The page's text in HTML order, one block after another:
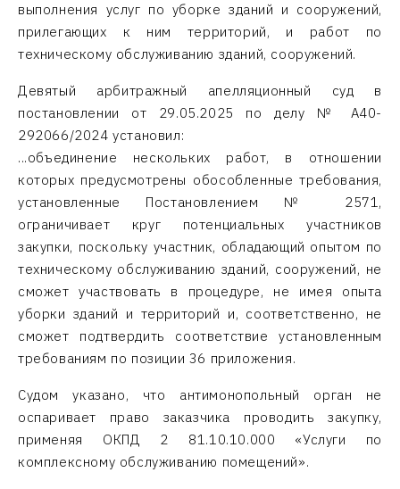
выполнения услуг по уборке зданий и сооружений,
прилегающих к ним территорий, и работ по
техническому обслуживанию зданий, сооружений.
Девятый арбитражный апелляционный суд в
постановлении от 29.05.2025 по делу № А40-
292066/2024 установил:
...объединение нескольких работ, в отношении
которых предусмотрены обособленные требования,
установленные Постановлением № 2571,
ограничивает круг потенциальных участников
закупки, поскольку участник, обладающий опытом по
техническому обслуживанию зданий, сооружений, не
сможет участвовать в процедуре, не имея опыта
уборки зданий и территорий и, соответственно, не
сможет подтвердить соответствие установленным
требованиям по позиции 36 приложения.
Судом указано, что антимонопольный орган не
оспаривает право заказчика проводить закупку,
применяя ОКПД 2 81.10.10.000 «Услуги по
комплексному обслуживанию помещений».